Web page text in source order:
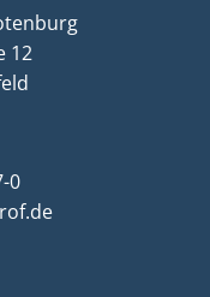
12
0